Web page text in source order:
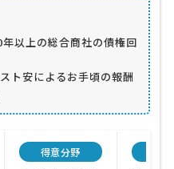
以上の総合商社の債権回
ト安によるお手頃の報酬
得意分野